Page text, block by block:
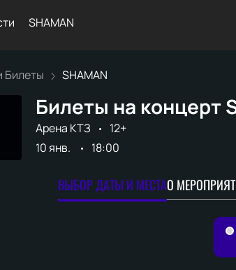
SHAMAN
Билеты SHAMAN
Билеты на концерт
Арена КТЗ
12+
10 янв.
18:00
ВЫБОР ДАТЫ И МЕСТАО